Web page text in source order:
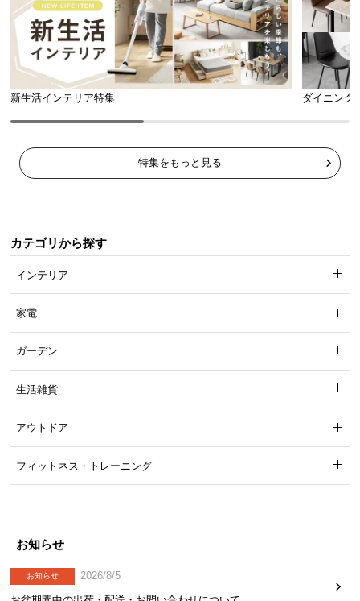
テーブルの脚部裏面には、フローリングの傷を防止
丸みを持たせたデザインとなっているため、小さな
お子様のいるご家庭にも安心です。
新生活インテリア特集 ダイニング
特集をもっと見る
カテゴリから探す
インテリア
家電
ガーデン
生活雑貨
アウトドア
フィットネス・トレーニング
お知らせ
お知らせ
2026/8/5